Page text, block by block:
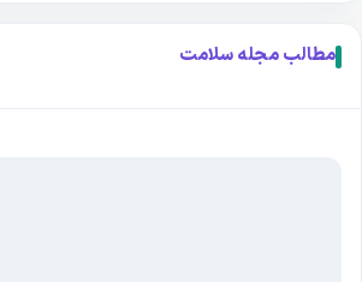
مطالب مجله سلامت